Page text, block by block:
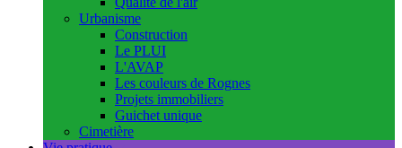
Urbanisme
Construction
Le PLUI
L'AVAP
Les couleurs de Rognes
Projets immobiliers
Guichet unique
Cimetière